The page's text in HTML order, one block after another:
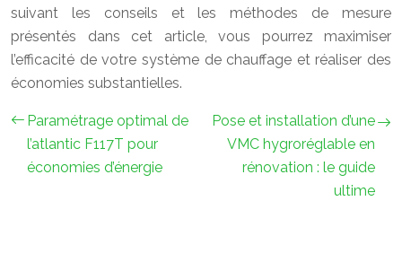
suivant les conseils et les méthodes de mesure
présentés dans cet article, vous pourrez maximiser
l’efficacité de votre système de chauffage et réaliser des
économies substantielles.
Paramétrage optimal de
l’atlantic F117T pour
économies d’énergie
Pose et installation d’une
VMC hygroréglable en
rénovation : le guide
ultime